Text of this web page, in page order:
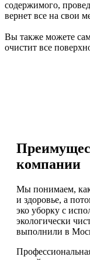
содержимого,
вернет все на свои
Вы также можете
очистит все
компании
Мы понимаем, как
и здоровье, а
эко уборку с
экологически
выполнили в